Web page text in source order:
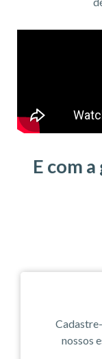
E com
nossos